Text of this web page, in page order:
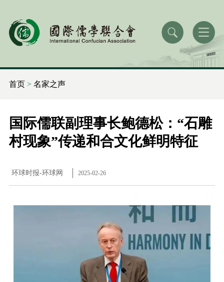
首页> 名家之声
国际儒联副理事长鲍德松：“石雕
村现象”传递和合文化鲜明特征
环球时报-环球网 2025-02-26